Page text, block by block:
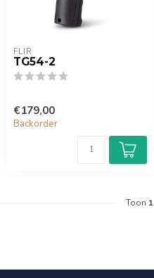
FLIR
TG54-2
€179,00
Backorder
Toon 1